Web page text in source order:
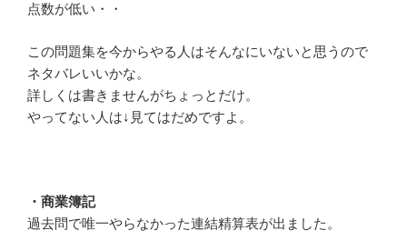
点数が低い・・
この問題集を今からやる人はそんなにいないと思うので
ネタバレいいかな。
詳しくは書きませんがちょっとだけ。
やってない人は↓見てはだめですよ。
・商業簿記
過去問で唯一やらなかった連結精算表が出ました。